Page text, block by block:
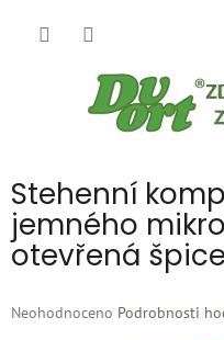
Stehenní
jemného
otevřená
Průměrné
Neohodnoceno Podrobnosti